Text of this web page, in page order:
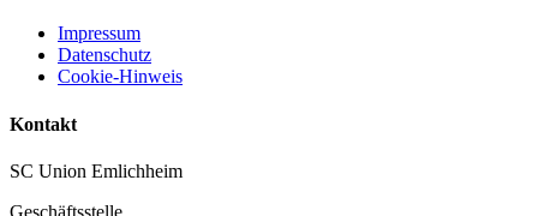
Impressum
Datenschutz
Cookie-Hinweis
Kontakt
SC Union Emlichheim
Geschäftsstelle